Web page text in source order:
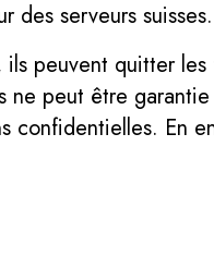
des serveurs suisses.
ils peuvent quitter
peut être
confidentielles. En